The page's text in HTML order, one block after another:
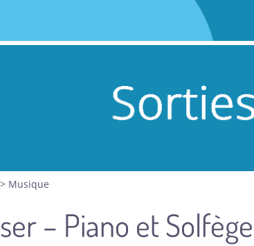
> Musique
– Piano et Solfège